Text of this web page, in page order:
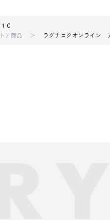
０
ア商品 ラグナロクオンライン